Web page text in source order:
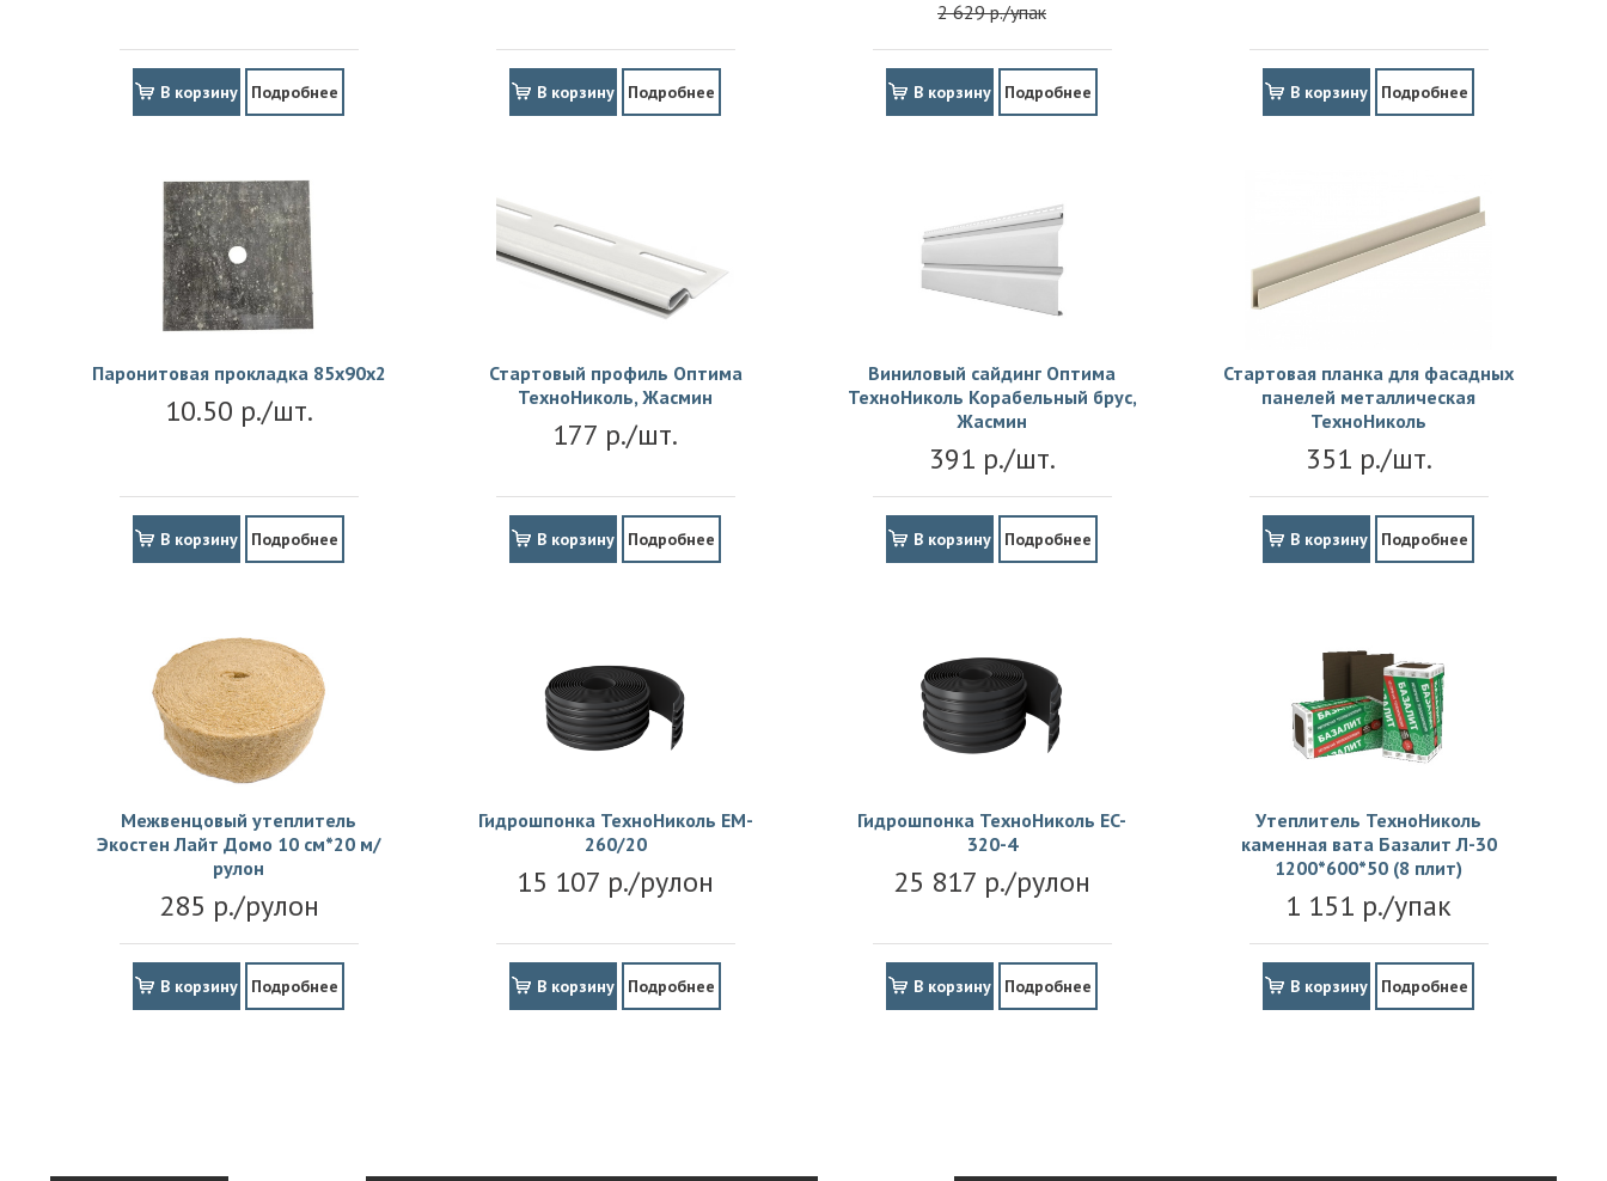
В корзину Подробнее В корзину Подробнее
2 629 р./упак
В корзину Подробнее В корзину Подробнее
Паронитовая прокладка 85x90x2
10.50 р./шт.
В корзину Подробнее
Стартовый профиль Оптима
ТехноНиколь, Жасмин
177 р./шт.
В корзину Подробнее
Виниловый сайдинг Оптима
ТехноНиколь Корабельный брус,
Жасмин
391 р./шт.
В корзину Подробнее
Стартовая планка для фасадных
панелей металлическая
ТехноНиколь
351 р./шт.
В корзину Подробнее
Межвенцовый утеплитель
Экостен Лайт Домо 10 см*20 м/
рулон
285 р./рулон
В корзину Подробнее
Гидрошпонка ТехноНиколь EM-
260/20
15 107 р./рулон
В корзину Подробнее
Гидрошпонка ТехноНиколь EC-
320-4
25 817 р./рулон
В корзину Подробнее
Утеплитель ТехноНиколь
каменная вата Базалит Л-30
1200*600*50 (8 плит)
1 151 р./упак
В корзину Подробнее